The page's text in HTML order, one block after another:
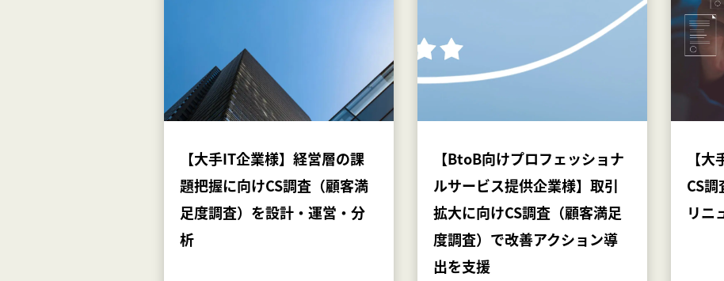
【大手IT企業様】経営層の課
題把握に向けCS調査（顧客満
足度調査）を設計・運営・分
析
【BtoB向けプロフェッショナ
ルサービス提供企業様】取引
拡大に向けCS調査（顧客満足
度調査）で改善アクション導
出を支援
【
CS
リニ